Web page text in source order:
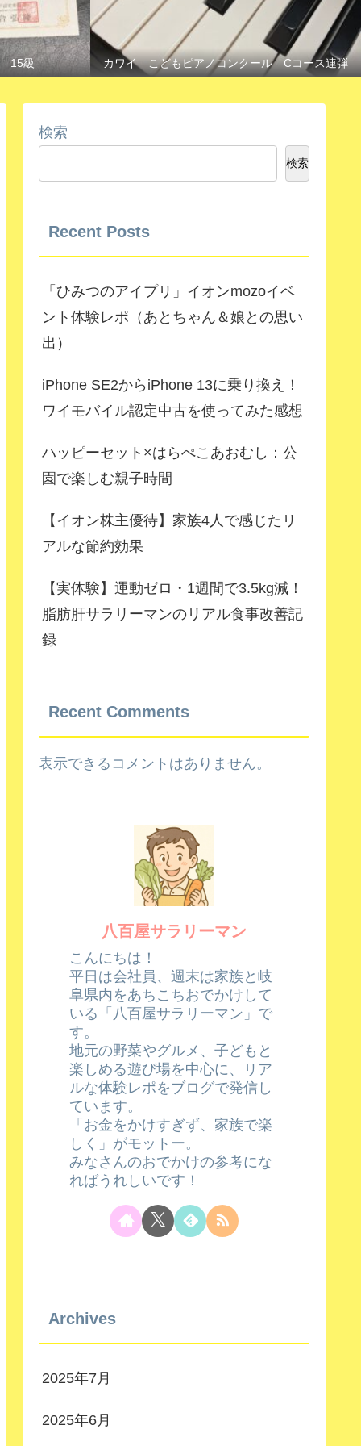
15級 カワイ こどもピアノコンクール Cコース連弾
検索
検索
Recent Posts
「ひみつのアイプリ」イオンmozoイベ
ント体験レポ（あとちゃん＆娘との思い
出）
iPhone SE2からiPhone 13に乗り換え！
ワイモバイル認定中古を使ってみた感想
ハッピーセット×はらぺこあおむし：公
園で楽しむ親子時間
【イオン株主優待】家族4人で感じたリ
アルな節約効果
【実体験】運動ゼロ・1週間で3.5kg減！
脂肪肝サラリーマンのリアル食事改善記
録
Recent Comments
表示できるコメントはありません。
八百屋サラリーマン
こんにちは！
平日は会社員、週末は家族と岐
阜県内をあちこちおでかけして
いる「八百屋サラリーマン」で
す。
地元の野菜やグルメ、子どもと
楽しめる遊び場を中心に、リア
ルな体験レポをブログで発信し
ています。
「お金をかけすぎず、家族で楽
しく」がモットー。
みなさんのおでかけの参考にな
ればうれしいです！
Archives
2025年7月
2025年6月